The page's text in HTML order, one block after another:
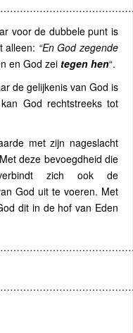
voor de dubbele punt is
alleen: “En God zegende
en God zei tegen hen“.
de gelijkenis van God is
God rechtstreeks tot
met zijn nageslacht
deze bevoegdheid die
zich ook de
God uit te voeren. Met
dit in de hof van Eden